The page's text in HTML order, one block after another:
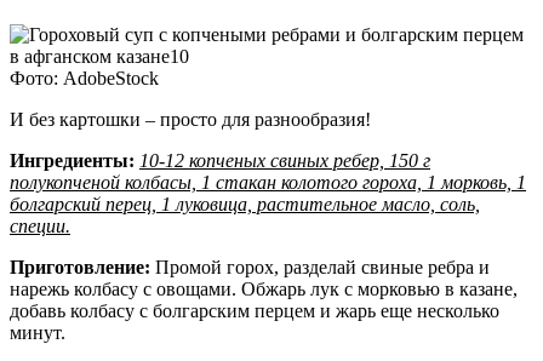
Фото: AdobeStock
И без картошки – просто для разнообразия!
Ингредиенты: 10-12 копченых свиных ребер, 150 г
полукопченой колбасы, 1 стакан колотого гороха, 1 морковь, 1
болгарский перец, 1 луковица, растительное масло, соль,
специи.
Приготовление: Промой горох, разделай свиные ребра и
нарежь колбасу с овощами. Обжарь лук с морковью в казане,
добавь колбасу с болгарским перцем и жарь еще несколько
минут.